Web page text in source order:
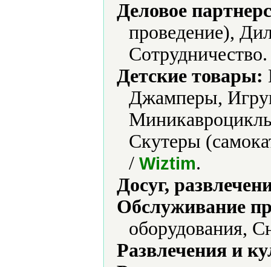
Деловое
проведение),
Сотрудничество.
Детские товары:
Джамперы,
Скутеры
/ Wiztim.
Досуг,
Обслуживание
оборудования,
Развлечения и